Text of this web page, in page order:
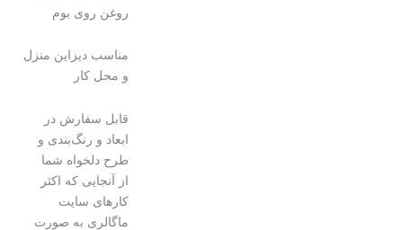
روغن روی بوم
مناسب دیزاین منزل
و محل کار
قابل سفارش در
ابعاد و رنگ‌بندی و
طرح دلخواه شما
از آنجایی که اکثر
کارهای سایت
ماگالری به صورت